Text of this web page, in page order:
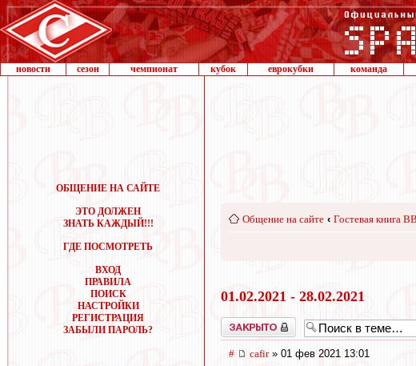
новости сезон чемпионат кубок еврокубки команда
ОБЩЕНИЕ НА САЙТЕ
ЭТО ДОЛЖЕН
ЗНАТЬ КАЖДЫЙ!!!
ГДЕ ПОСМОТРЕТЬ
ВХОД
ПРАВИЛА
ПОИСК
НАСТРОЙКИ
РЕГИСТРАЦИЯ
ЗАБЫЛИ ПАРОЛЬ?
Общение на сайте ‹ Гостевая книга ВВ
01.02.2021 - 28.02.2021
Закрыто
# cafir» 01 фев 2021 13:01